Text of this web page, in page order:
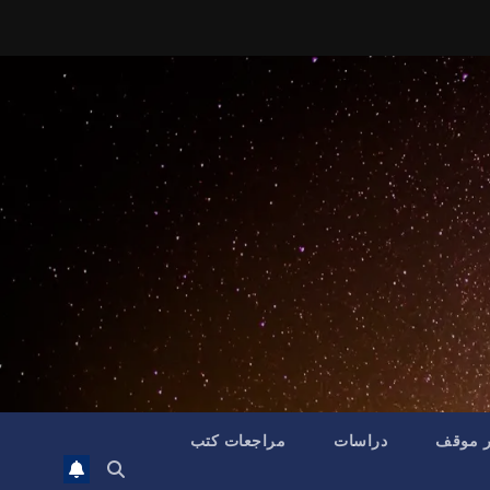
موقف دراسات مراجعات كتب